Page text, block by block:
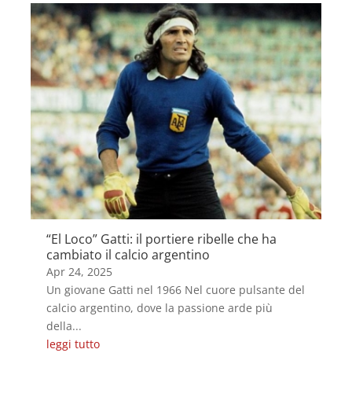
“El Loco” Gatti: il portiere ribelle che ha
cambiato il calcio argentino
Apr 24, 2025
Un giovane Gatti nel 1966 Nel cuore pulsante del
calcio argentino, dove la passione arde più
della...
leggi tutto